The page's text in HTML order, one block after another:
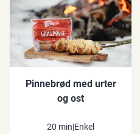
Pinnebrød med urter
og ost
20 min|Enkel